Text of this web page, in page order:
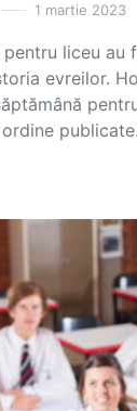
1 martie 2023
pentru liceu au
evreilor.